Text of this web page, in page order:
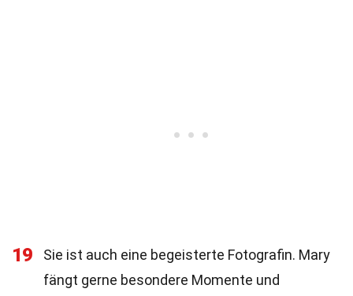
19
Sie ist auch eine begeisterte Fotografin. Mary
fängt gerne besondere Momente und